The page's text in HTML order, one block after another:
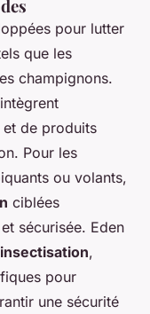
pour lutter
que les
champignons.
intègrent
de produits
Pour les
ou volants,
ciblées
sécurisée. Eden
,
pour
une sécurité